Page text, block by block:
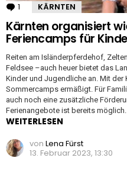
1 Kommentar
KÄRNTEN
Kärnten organisiert
Feriencamps für
Reiten am Isländerpferdehof,
Feldsee –auch heuer bietet das
Kinder und Jugendliche an. Mit der
Sommercamps ermäßigt. Für
auch noch eine zusätzliche
Ferienangebote ist bereits
WEITERLESEN
von Lena Fürst
13. Februar 2023, 13:30